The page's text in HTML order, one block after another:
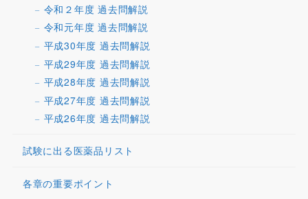
令和２年度 過去問解説
令和元年度 過去問解説
平成30年度 過去問解説
平成29年度 過去問解説
平成28年度 過去問解説
平成27年度 過去問解説
平成26年度 過去問解説
試験に出る医薬品リスト
各章の重要ポイント